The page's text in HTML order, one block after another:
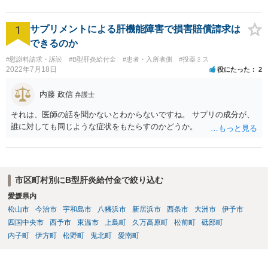
1
サプリメントによる肝機能障害で損害賠償請求は
できるのか
#慰謝料請求・訴訟 #B型肝炎給付金 #患者・入所者側 #投薬ミス
2022年7月18日 役にたった 2
内藤 政信 弁護士
それは、医師の話を聞かないとわからないですね。 サプリの成分が、
誰に対しても同じような症状をもたらすのかどうか。
市区町村別にB型肝炎給付金で絞り込む
愛媛県内
松山市
今治市 宇和島市 八幡浜市 新居浜市 西条市 大洲市
伊予市
四国中央市
西予市 東温市 上島町 久万高原町 松前町
砥部町
内子町
伊方町 松野町 鬼北町 愛南町